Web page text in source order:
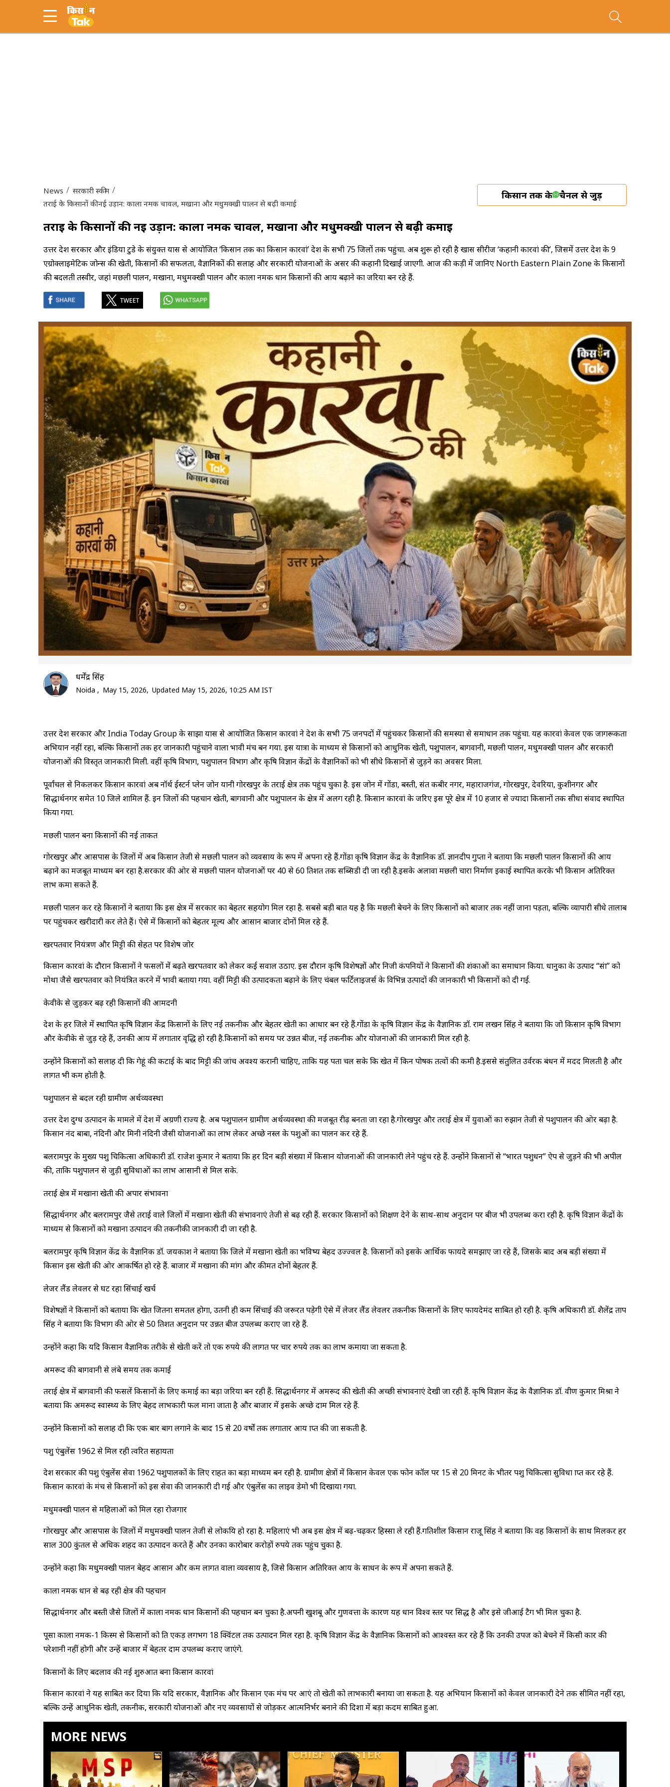
News
सरकारी स्कीम
तराई के किसानों की नई उड़ान: काला नमक चावल, मखाना और मधुमक्खी पालन से बढ़ी कमाई
किसान तक के चैनल से जुड़ें
तराई के किसानों की नई उड़ान: काला नमक चावल, मखाना और मधुमक्खी पालन से बढ़ी कमाई
उत्तर प्रदेश सरकार और इंडिया टुडे के संयुक्त प्रयास से आयोजित ‘किसान तक का किसान कारवां’ प्रदेश के सभी 75 जिलों तक पहुंचा. अब शुरू हो रही है खास सीरीज ‘कहानी कारवां की’, जिसमें उत्तर प्रदेश के 9
एग्रोक्लाइमेटिक जोन्स की खेती, किसानों की सफलता, वैज्ञानिकों की सलाह और सरकारी योजनाओं के असर की कहानी दिखाई जाएगी. आज की कड़ी में जानिए North Eastern Plain Zone के किसानों
की बदलती तस्वीर, जहां मछली पालन, मखाना, मधुमक्खी पालन और काला नमक धान किसानों की आय बढ़ाने का जरिया बन रहे हैं.
धर्मेंद्र सिंह
Noida , May 15, 2026, Updated May 15, 2026, 10:25 AM IST
उत्तर प्रदेश सरकार और India Today Group के साझा प्रयास से आयोजित किसान कारवां ने प्रदेश के सभी 75 जनपदों में पहुंचकर किसानों की समस्या से समाधान तक पहुंचा. यह कारवां केवल एक जागरूकता
अभियान नहीं रहा, बल्कि किसानों तक हर जानकारी पहुंचाने वाला प्रभावी मंच बन गया. इस यात्रा के माध्यम से किसानों को आधुनिक खेती, पशुपालन, बागवानी, मछली पालन, मधुमक्खी पालन और सरकारी
योजनाओं की विस्तृत जानकारी मिली. वहीं कृषि विभाग, पशुपालन विभाग और कृषि विज्ञान केंद्रों के वैज्ञानिकों को भी सीधे किसानों से जुड़ने का अवसर मिला.
पूर्वांचल से निकलकर किसान कारवां अब नॉर्थ ईस्टर्न प्लेन जोन यानी गोरखपुर के तराई क्षेत्र तक पहुंच चुका है. इस जोन में गोंडा, बस्ती, संत कबीर नगर, महाराजगंज, गोरखपुर, देवरिया, कुशीनगर और
सिद्धार्थनगर समेत 10 जिले शामिल हैं. इन जिलों की पहचान खेती, बागवानी और पशुपालन के क्षेत्र में अलग रही है. किसान कारवां के जरिए इस पूरे क्षेत्र में 10 हजार से ज्यादा किसानों तक सीधा संवाद स्थापित
किया गया.
मछली पालन बना किसानों की नई ताकत
गोरखपुर और आसपास के जिलों में अब किसान तेजी से मछली पालन को व्यवसाय के रूप में अपना रहे हैं.गोंडा कृषि विज्ञान केंद्र के वैज्ञानिक डॉ. ज्ञानदीप गुप्ता ने बताया कि मछली पालन किसानों की आय
बढ़ाने का मजबूत माध्यम बन रहा है.सरकार की ओर से मछली पालन योजनाओं पर 40 से 60 प्रतिशत तक सब्सिडी दी जा रही है.इसके अलावा मछली चारा निर्माण इकाई स्थापित करके भी किसान अतिरिक्त
लाभ कमा सकते हैं.
मछली पालन कर रहे किसानों ने बताया कि इस क्षेत्र में सरकार का बेहतर सहयोग मिल रहा है. सबसे बड़ी बात यह है कि मछली बेचने के लिए किसानों को बाजार तक नहीं जाना पड़ता, बल्कि व्यापारी सीधे तालाब
पर पहुंचकर खरीदारी कर लेते हैं। ऐसे में किसानों को बेहतर मूल्य और आसान बाजार दोनों मिल रहे हैं.
खरपतवार नियंत्रण और मिट्टी की सेहत पर विशेष जोर
किसान कारवां के दौरान किसानों ने फसलों में बढ़ते खरपतवार को लेकर कई सवाल उठाए. इस दौरान कृषि विशेषज्ञों और निजी कंपनियों ने किसानों की शंकाओं का समाधान किया. धानुका के उत्पाद “संप्रा” को
मोथा जैसे खरपतवार को नियंत्रित करने में प्रभावी बताया गया. वहीं मिट्टी की उत्पादकता बढ़ाने के लिए चंबल फर्टिलाइजर्स के विभिन्न उत्पादों की जानकारी भी किसानों को दी गई.
केवीके से जुड़कर बढ़ रही किसानों की आमदनी
प्रदेश के हर जिले में स्थापित कृषि विज्ञान केंद्र किसानों के लिए नई तकनीक और बेहतर खेती का आधार बन रहे हैं.गोंडा के कृषि विज्ञान केंद्र के वैज्ञानिक डॉ. राम लखन सिंह ने बताया कि जो किसान कृषि विभाग
और केवीके से जुड़ रहे हैं, उनकी आय में लगातार वृद्धि हो रही है.किसानों को समय पर उन्नत बीज, नई तकनीक और योजनाओं की जानकारी मिल रही है.
उन्होंने किसानों को सलाह दी कि गेहूं की कटाई के बाद मिट्टी की जांच अवश्य करानी चाहिए, ताकि यह पता चल सके कि खेत में किन पोषक तत्वों की कमी है.इससे संतुलित उर्वरक प्रबंधन में मदद मिलती है और
लागत भी कम होती है.
पशुपालन से बदल रही ग्रामीण अर्थव्यवस्था
उत्तर प्रदेश दुग्ध उत्पादन के मामले में देश में अग्रणी राज्य है. अब पशुपालन ग्रामीण अर्थव्यवस्था की मजबूत रीढ़ बनता जा रहा है.गोरखपुर और तराई क्षेत्र में युवाओं का रुझान तेजी से पशुपालन की ओर बढ़ा है.
किसान नंद बाबा, नंदिनी और मिनी नंदिनी जैसी योजनाओं का लाभ लेकर अच्छे नस्ल के पशुओं का पालन कर रहे हैं.
बलरामपुर के मुख्य पशु चिकित्सा अधिकारी डॉ. राजेश कुमार ने बताया कि हर दिन बड़ी संख्या में किसान योजनाओं की जानकारी लेने पहुंच रहे हैं. उन्होंने किसानों से “भारत पशुधन” ऐप से जुड़ने की भी अपील
की, ताकि पशुपालन से जुड़ी सुविधाओं का लाभ आसानी से मिल सके.
तराई क्षेत्र में मखाना खेती की अपार संभावना
सिद्धार्थनगर और बलरामपुर जैसे तराई वाले जिलों में मखाना खेती की संभावनाएं तेजी से बढ़ रही हैं. सरकार किसानों को प्रशिक्षण देने के साथ-साथ अनुदान पर बीज भी उपलब्ध करा रही है. कृषि विज्ञान केंद्रों के
माध्यम से किसानों को मखाना उत्पादन की तकनीकी जानकारी दी जा रही है.
बलरामपुर कृषि विज्ञान केंद्र के वैज्ञानिक डॉ. जयप्रकाश ने बताया कि जिले में मखाना खेती का भविष्य बेहद उज्ज्वल है. किसानों को इसके आर्थिक फायदे समझाए जा रहे हैं, जिसके बाद अब बड़ी संख्या में
किसान इस खेती की ओर आकर्षित हो रहे हैं. बाजार में मखाना की मांग और कीमत दोनों बेहतर हैं.
लेजर लैंड लेवलर से घट रहा सिंचाई खर्च
विशेषज्ञों ने किसानों को बताया कि खेत जितना समतल होगा, उतनी ही कम सिंचाई की जरूरत पड़ेगी ऐसे में लेजर लैंड लेवलर तकनीक किसानों के लिए फायदेमंद साबित हो रही है. कृषि अधिकारी डॉ. शैलेंद्र प्रताप
सिंह ने बताया कि विभाग की ओर से 50 प्रतिशत अनुदान पर उन्नत बीज उपलब्ध कराए जा रहे हैं.
उन्होंने कहा कि यदि किसान वैज्ञानिक तरीके से खेती करें तो एक रुपये की लागत पर चार रुपये तक का लाभ कमाया जा सकता है.
अमरूद की बागवानी से लंबे समय तक कमाई
तराई क्षेत्र में बागवानी की फसलें किसानों के लिए कमाई का बड़ा जरिया बन रही हैं. सिद्धार्थनगर में अमरूद की खेती की अच्छी संभावनाएं देखी जा रही हैं. कृषि विज्ञान केंद्र के वैज्ञानिक डॉ. प्रवीण कुमार मिश्रा ने
बताया कि अमरूद स्वास्थ्य के लिए बेहद लाभकारी फल माना जाता है और बाजार में इसके अच्छे दाम मिल रहे हैं.
उन्होंने किसानों को सलाह दी कि एक बार बाग लगाने के बाद 15 से 20 वर्षों तक लगातार आय प्राप्त की जा सकती है.
पशु एंबुलेंस 1962 से मिल रही त्वरित सहायता
प्रदेश सरकार की पशु एंबुलेंस सेवा 1962 पशुपालकों के लिए राहत का बड़ा माध्यम बन रही है. ग्रामीण क्षेत्रों में किसान केवल एक फोन कॉल पर 15 से 20 मिनट के भीतर पशु चिकित्सा सुविधा प्राप्त कर रहे हैं.
किसान कारवां के मंच से किसानों को इस सेवा की जानकारी दी गई और एंबुलेंस का लाइव डेमो भी दिखाया गया.
मधुमक्खी पालन से महिलाओं को मिल रहा रोजगार
गोरखपुर और आसपास के जिलों में मधुमक्खी पालन तेजी से लोकप्रिय हो रहा है. महिलाएं भी अब इस क्षेत्र में बढ़-चढ़कर हिस्सा ले रही हैं.प्रगतिशील किसान राजू सिंह ने बताया कि वह किसानों के साथ मिलकर हर
साल 300 कुंतल से अधिक शहद का उत्पादन करते हैं और उनका कारोबार करोड़ों रुपये तक पहुंच चुका है.
उन्होंने कहा कि मधुमक्खी पालन बेहद आसान और कम लागत वाला व्यवसाय है, जिसे किसान अतिरिक्त आय के साधन के रूप में अपना सकते हैं.
काला नमक धान से बढ़ रही क्षेत्र की पहचान
सिद्धार्थनगर और बस्ती जैसे जिलों में काला नमक धान किसानों की पहचान बन चुका है.अपनी खुशबू और गुणवत्ता के कारण यह धान विश्व स्तर पर प्रसिद्ध है और इसे जीआई टैग भी मिल चुका है.
पूसा काला नमक-1 किस्म से किसानों को प्रति एकड़ लगभग 18 क्विंटल तक उत्पादन मिल रहा है. कृषि विज्ञान केंद्र के वैज्ञानिक किसानों को आश्वस्त कर रहे हैं कि उनकी उपज को बेचने में किसी प्रकार की
परेशानी नहीं होगी और उन्हें बाजार में बेहतर दाम उपलब्ध कराए जाएंगे.
किसानों के लिए बदलाव की नई शुरुआत बना किसान कारवां
किसान कारवां ने यह साबित कर दिया कि यदि सरकार, वैज्ञानिक और किसान एक मंच पर आएं तो खेती को लाभकारी बनाया जा सकता है. यह अभियान किसानों को केवल जानकारी देने तक सीमित नहीं रहा,
बल्कि उन्हें आधुनिक खेती, तकनीक, सरकारी योजनाओं और नए व्यवसायों से जोड़कर आत्मनिर्भर बनाने की दिशा में बड़ा कदम साबित हुआ.
MORE NEWS